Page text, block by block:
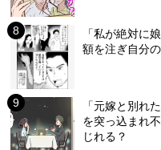
「私が絶対に
額を注ぎ自分
「元嫁と別れ
を突っ込まれ
じれる？